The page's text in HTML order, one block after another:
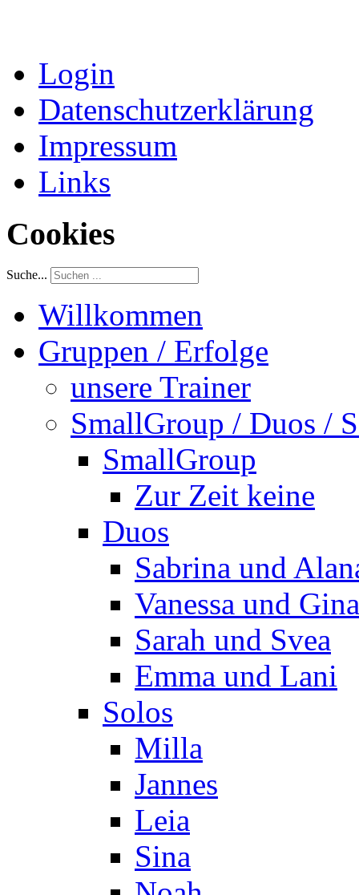
Login
Datenschutzerklärung
Impressum
Links
Cookies
Suche...
Willkommen
Gruppen / Erfolge
unsere Trainer
SmallGroup / Duos /
SmallGroup
Zur Zeit keine
Duos
Sabrina und
Vanessa und Gina
Sarah und Svea
Emma und Lani
Solos
Milla
Jannes
Leia
Sina